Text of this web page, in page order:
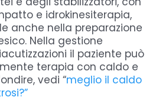
e idrokinesiterapia,
anche nella preparazione
Nella gestione
il paziente può
terapia con caldo e
vedi “meglio il caldo